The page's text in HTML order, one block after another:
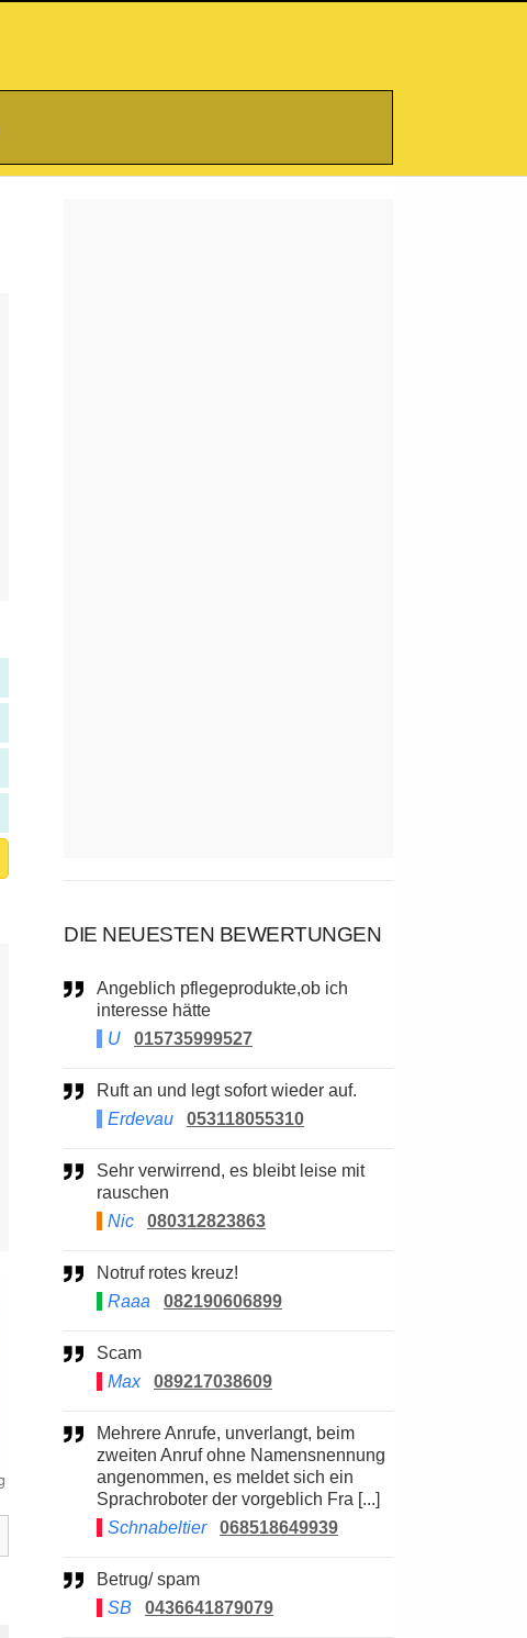
DIE NEUESTEN BEWERTUNGEN
Angeblich pflegeprodukte,ob ich
interesse hätte
U
015735999527
Ruft an und legt sofort wieder auf.
Erdevau
053118055310
Sehr verwirrend, es bleibt leise mit
rauschen
Nic
080312823863
Notruf rotes kreuz!
Raaa
082190606899
Scam
Max
089217038609
Mehrere Anrufe, unverlangt, beim
zweiten Anruf ohne Namensnennung
angenommen, es meldet sich ein
Sprachroboter der vorgeblich Fra [...]
Schnabeltier
068518649939
Betrug/ spam
SB
0436641879079